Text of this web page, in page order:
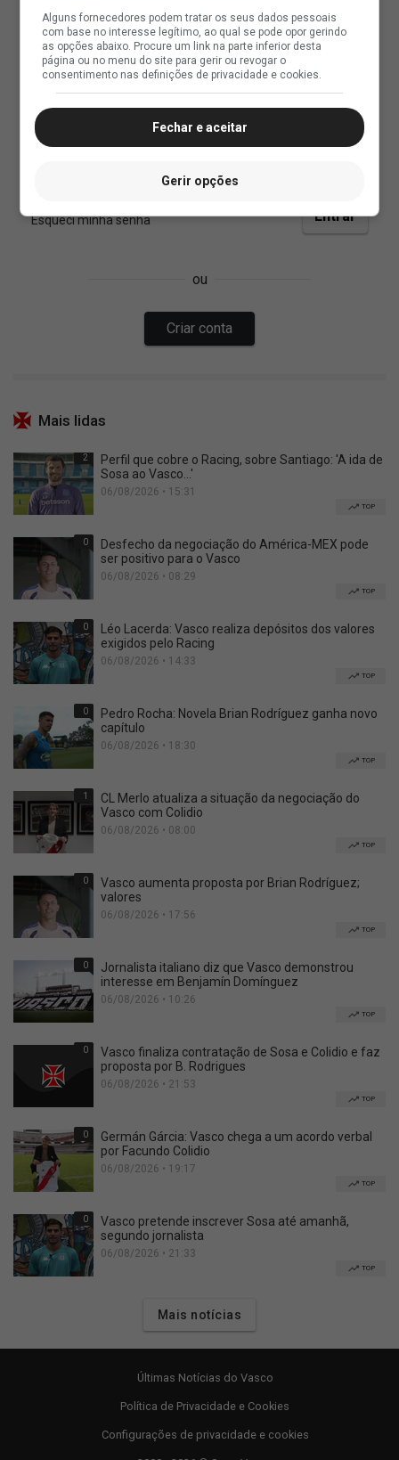
Mais lidas
2
Perfil que cobre o Racing, sobre Santiago: 'A ida de
Sosa ao Vasco...'
06/08/2026 • 15:31
TOP
0
Desfecho da negociação do América-MEX pode
ser positivo para o Vasco
06/08/2026 • 08:29
TOP
0
Léo Lacerda: Vasco realiza depósitos dos valores
exigidos pelo Racing
06/08/2026 • 14:33
TOP
0
Pedro Rocha: Novela Brian Rodríguez ganha novo
capítulo
06/08/2026 • 18:30
TOP
1
CL Merlo atualiza a situação da negociação do
Vasco com Colidio
06/08/2026 • 08:00
TOP
0
Vasco aumenta proposta por Brian Rodríguez;
valores
06/08/2026 • 17:56
TOP
0
Jornalista italiano diz que Vasco demonstrou
interesse em Benjamín Domínguez
06/08/2026 • 10:26
TOP
0
Vasco finaliza contratação de Sosa e Colidio e faz
proposta por B. Rodrigues
06/08/2026 • 21:53
TOP
0
Germán Gárcia: Vasco chega a um acordo verbal
por Facundo Colidio
06/08/2026 • 19:17
TOP
0
Vasco pretende inscrever Sosa até amanhã,
segundo jornalista
06/08/2026 • 21:33
TOP
Mais notícias
Últimas Notícias do Vasco
Política de Privacidade e Cookies
Configurações de privacidade e cookies
Alguns fornecedores podem tratar os seus dados pessoais
com base no interesse legítimo, ao qual se pode opor gerindo
as opções abaixo. Procure um link na parte inferior desta
página ou no menu do site para gerir ou revogar o
consentimento nas definições de privacidade e cookies.
Fechar e aceitar
Gerir opções